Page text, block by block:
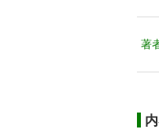
著